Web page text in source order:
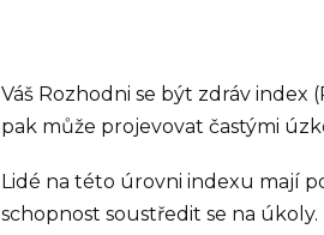
Váš Rozhodni se být zdráv
pak může projevovat častými
Lidé na této úrovni indexu mají
schopnost soustředit se na